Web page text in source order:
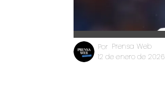
Prensa Web
Por
12 de enero de 2026